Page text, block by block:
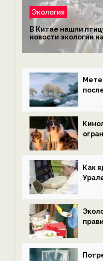
Экология
В Китае нашли
новости экологии
Как